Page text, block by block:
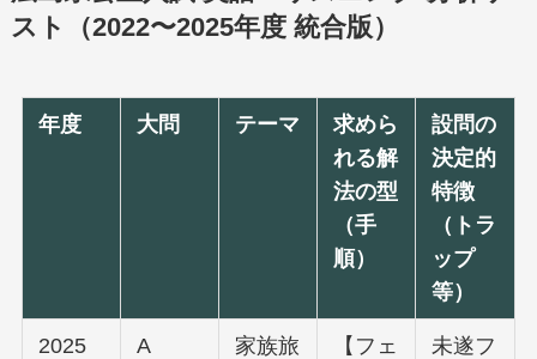
スト（2022〜2025年度 統合版）
年度 大問 テーマ
求めら
れる解
法の型
（手
順）
設問の
決定的
特徴
（トラ
ップ
等）
2025 A
家族旅
【フェ
未遂フ